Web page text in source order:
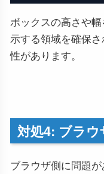
ボックスの高さや
示する領域を確保
性があります。
対処4: ブラ
ブラウザ側に問題